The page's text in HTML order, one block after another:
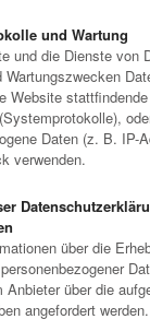
und Wartung
und die Dienste von
Wartungszwecken
Website
Daten (z. B. IP-
verwenden.
über die
Anbieter über die
angefordert werden.